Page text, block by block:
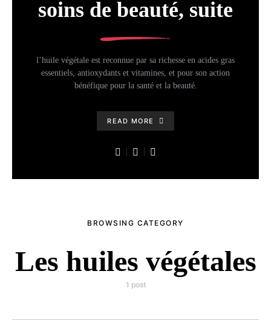
soins de beauté, suite
l’huile végétale est reconnue par sa richesse en acides gras
essentiels, antioxydants et vitamines, et pour son action
bénéfique pour la santé et la beauté.
READ MORE
BROWSING CATEGORY
Les huiles végétales
1 post